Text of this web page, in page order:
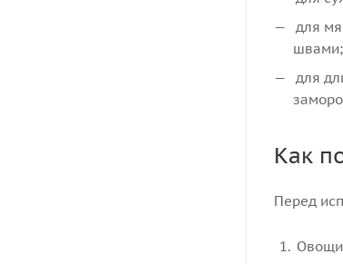
для
швами;
для
Как
Перед